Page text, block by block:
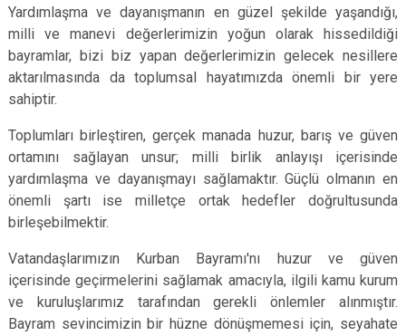
Yardımlaşma ve dayanışmanın en güzel şekilde yaşandığı,
milli ve manevi değerlerimizin yoğun olarak hissedildiği
bayramlar, bizi biz yapan değerlerimizin gelecek nesillere
aktarılmasında da toplumsal hayatımızda önemli bir yere
sahiptir.
Toplumları birleştiren, gerçek manada huzur, barış ve güven
ortamını sağlayan unsur; milli birlik anlayışı içerisinde
yardımlaşma ve dayanışmayı sağlamaktır. Güçlü olmanın en
önemli şartı ise milletçe ortak hedefler doğrultusunda
birleşebilmektir.
Vatandaşlarımızın Kurban Bayramı'nı huzur ve güven
içerisinde geçirmelerini sağlamak amacıyla, ilgili kamu kurum
ve kuruluşlarımız tarafından gerekli önlemler alınmıştır.
Bayram sevincimizin bir hüzne dönüşmemesi için, seyahate